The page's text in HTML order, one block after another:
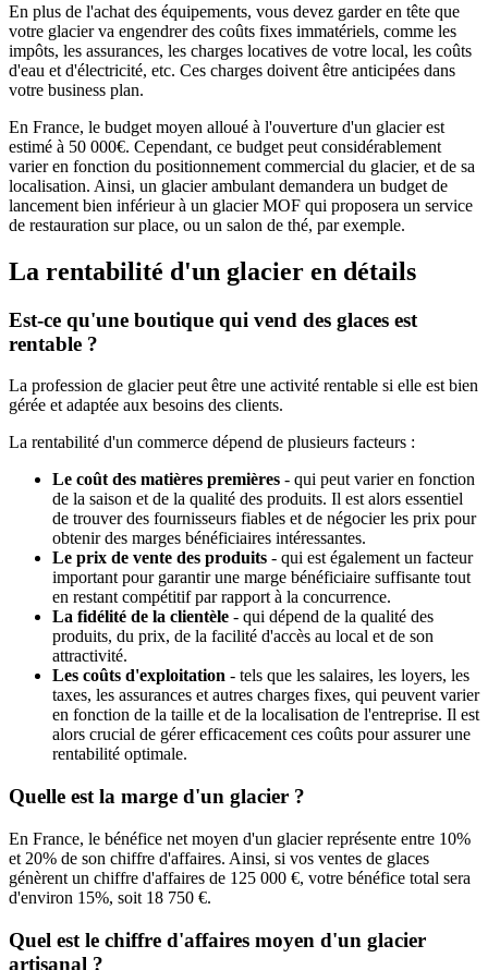
En plus de l'achat des équipements, vous devez garder en tête que
votre glacier va engendrer des coûts fixes immatériels, comme les
impôts, les assurances, les charges locatives de votre local, les coûts
d'eau et d'électricité, etc. Ces charges doivent être anticipées dans
votre business plan.
En France, le budget moyen alloué à l'ouverture d'un glacier est
estimé à 50 000€. Cependant, ce budget peut considérablement
varier en fonction du positionnement commercial du glacier, et de sa
localisation. Ainsi, un glacier ambulant demandera un budget de
lancement bien inférieur à un glacier MOF qui proposera un service
de restauration sur place, ou un salon de thé, par exemple.
La rentabilité d'un glacier en détails
Est-ce qu'une boutique qui vend des glaces est
rentable ?
La profession de glacier peut être une activité rentable si elle est bien
gérée et adaptée aux besoins des clients.
La rentabilité d'un commerce dépend de plusieurs facteurs :
Le coût des matières premières - qui peut varier en fonction
de la saison et de la qualité des produits. Il est alors essentiel
de trouver des fournisseurs fiables et de négocier les prix pour
obtenir des marges bénéficiaires intéressantes.
Le prix de vente des produits - qui est également un facteur
important pour garantir une marge bénéficiaire suffisante tout
en restant compétitif par rapport à la concurrence.
La fidélité de la clientèle - qui dépend de la qualité des
produits, du prix, de la facilité d'accès au local et de son
attractivité.
Les coûts d'exploitation - tels que les salaires, les loyers, les
taxes, les assurances et autres charges fixes, qui peuvent varier
en fonction de la taille et de la localisation de l'entreprise. Il est
alors crucial de gérer efficacement ces coûts pour assurer une
rentabilité optimale.
Quelle est la marge d'un glacier ?
En France, le bénéfice net moyen d'un glacier représente entre 10%
et 20% de son chiffre d'affaires. Ainsi, si vos ventes de glaces
génèrent un chiffre d'affaires de 125 000 €, votre bénéfice total sera
d'environ 15%, soit 18 750 €.
Quel est le chiffre d'affaires moyen d'un glacier
artisanal ?